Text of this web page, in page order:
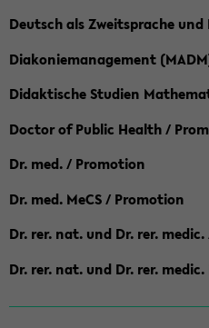
Deutsch als Zweitsprache
Diakoniemanagement
Didaktische Studien
Doctor of Public Health /
Dr. med. / Promotion
Dr. med. MeCS / Promotion
Dr. rer. nat. und Dr. rer.
Dr. rer. nat. und Dr. rer.